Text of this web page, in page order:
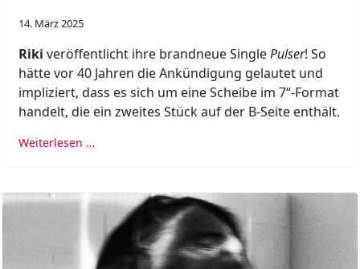
14. März 2025
Riki veröffentlicht ihre brandneue SinglePulser! So
hätte vor 40 Jahren die Ankündigung gelautet und
impliziert, dass es sich um eine Scheibe im 7“-Format
handelt, die ein zweites Stück auf der B-Seite enthält.
Weiterlesen …